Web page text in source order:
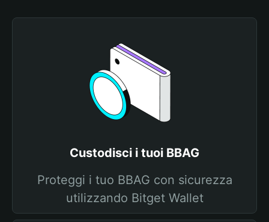
Custodisci i tuoi BBAG
Proteggi i tuo BBAG con sicurezza
utilizzando Bitget Wallet